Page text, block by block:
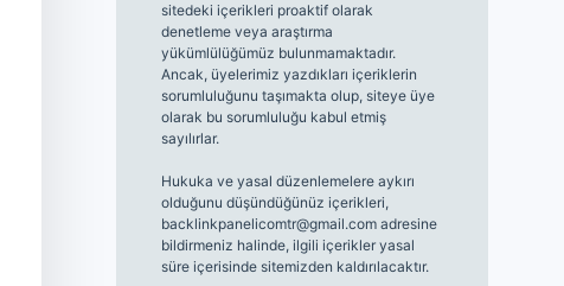
sitedeki içerikleri proaktif olarak
denetleme veya araştırma
yükümlülüğümüz bulunmamaktadır.
Ancak, üyelerimiz yazdıkları içeriklerin
sorumluluğunu taşımakta olup, siteye üye
olarak bu sorumluluğu kabul etmiş
sayılırlar.
Hukuka ve yasal düzenlemelere aykırı
olduğunu düşündüğünüz içerikleri,
backlinkpanelicomtr@gmail.comadresine
bildirmeniz halinde, ilgili içerikler yasal
süre içerisinde sitemizden kaldırılacaktır.